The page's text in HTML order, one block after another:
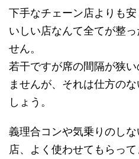
下手なチェーン店よりも
いしい店なんて全てが整
せん。
若干ですが席の間隔が狭
ませんが、それは仕方の
しょう。
義理合コンや気乗りのし
店、よく使わせてもらって